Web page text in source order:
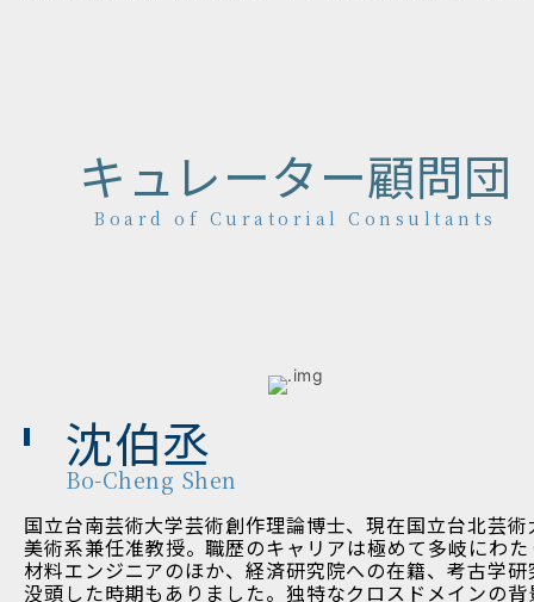
キュレーター顧問団
Board of Curatorial Consultants
沈伯丞
Bo-Cheng Shen
国立台南芸術大学芸術創作理論博士、現在国立台北芸術
美術系兼任准教授。職歴のキャリアは極めて多岐にわた
材料エンジニアのほか、経済研究院への在籍、考古学研
没頭した時期もありました。独特なクロスドメインの背